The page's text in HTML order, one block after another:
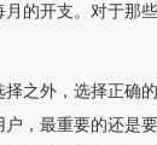
的开支。对于那
之外，选择正确
，最重要的还是